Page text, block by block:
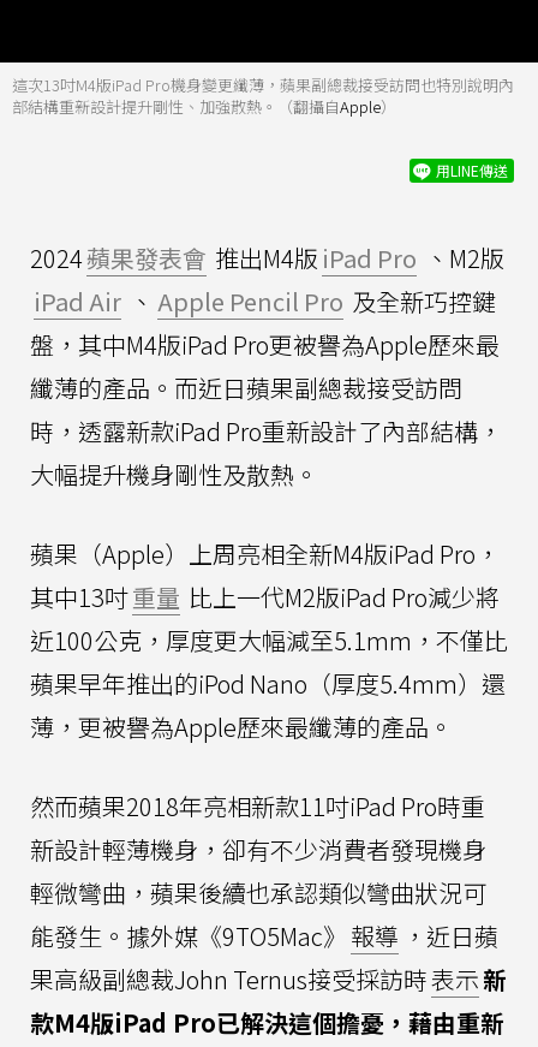
這次13吋M4版iPad Pro機身變更纖薄，蘋果副總裁接受訪問也特別說明內
部結構重新設計提升剛性、加強散熱。（翻攝自Apple）
用LINE傳送
2024蘋果發表會 推出M4版 iPad Pro 、M2版
iPad Air 、 Apple Pencil Pro 及全新巧控鍵
盤，其中M4版iPad Pro更被譽為Apple歷來最
纖薄的產品。而近日蘋果副總裁接受訪問
時，透露新款iPad Pro重新設計了內部結構，
大幅提升機身剛性及散熱。
蘋果（Apple）上周亮相全新M4版iPad Pro，
其中13吋重量 比上一代M2版iPad Pro減少將
近100公克，厚度更大幅減至5.1mm，不僅比
蘋果早年推出的iPod Nano（厚度5.4mm）還
薄，更被譽為Apple歷來最纖薄的產品。
然而蘋果2018年亮相新款11吋iPad Pro時重
新設計輕薄機身，卻有不少消費者發現機身
輕微彎曲，蘋果後續也承認類似彎曲狀況可
能發生。據外媒《9TO5Mac》 報導 ，近日蘋
果高級副總裁John Ternus接受採訪時表示新
款M4版iPad Pro已解決這個擔憂，藉由重新